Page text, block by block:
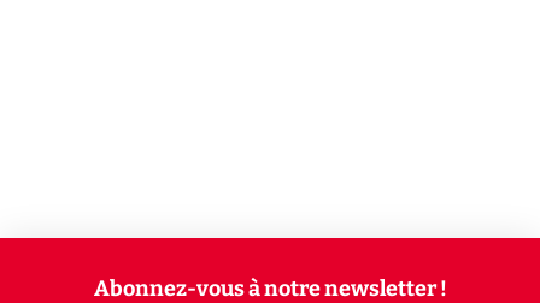
Abonnez-vous à notre newsletter !